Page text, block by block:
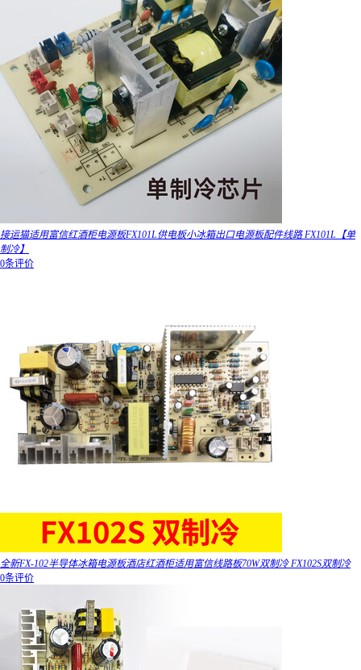
接运猫适用富信红酒柜电源板FX101L供电板小冰箱出口电源板配件线路 FX101L【单
制冷】
0条评价
全新FX-102半导体冰箱电源板酒店红酒柜适用富信线路板70W双制冷 FX102S双制冷
0条评价